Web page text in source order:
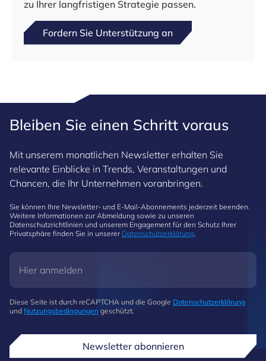
zu Ihrer langfristigen Strategie passen.
Fordern Sie Unterstützung an
Bleiben Sie einen Schritt voraus
Mit unserem monatlichen Newsletter erhalten Sie
relevante Einblicke in Trends, Veranstaltungen und
Chancen, die Ihr Unternehmen voranbringen.
Sie können Ihre Newsletter- und E-Mail-Abonnements jederzeit beenden.
Weitere Informationen zur Abmeldung sowie zu unseren
Datenschutzrichtlinien und unserem Engagement für den Schutz Ihrer
Privatsphäre finden Sie in unserer Datenschutzerklärung
Diese Seite ist durch reCAPTCHA und die Google Datenschutzerklärung
und Nutzungsbedingungen geschützt.
Newsletter abonnieren